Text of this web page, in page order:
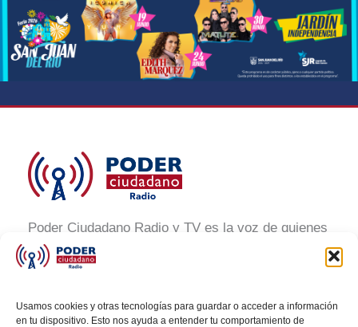
Usamos cookies y otras tecnologías para guardar o acceder a información
en tu dispositivo. Esto nos ayuda a entender tu comportamiento de
Poder Ciudadano Radio y TV es la voz de quienes
buscan un México informado y participativo.
Nuestro compromiso es conectar con la
transformación social a través de noticias claras,